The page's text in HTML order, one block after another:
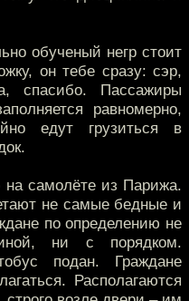
обученый негр стоит
он тебе сразу: сэр,
спасибо. Пассажиры
равномерно,
едут грузиться в
на самолёте из Парижа.
не самые бедные и
по определению не
ни с порядком.
подан. Граждане
Располагаются